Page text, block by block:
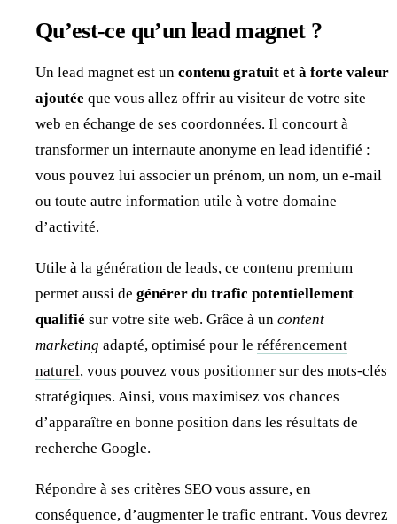
Qu’est-ce qu’un lead magnet ?
Un lead magnet est un contenu gratuit et à forte valeur
ajoutée que vous allez offrir au visiteur de votre site
web en échange de ses coordonnées. Il concourt à
transformer un internaute anonyme en lead identifié :
vous pouvez lui associer un prénom, un nom, un e-mail
ou toute autre information utile à votre domaine
d’activité.
Utile à la génération de leads, ce contenu premium
permet aussi de générer du trafic potentiellement
qualifié sur votre site web. Grâce à un content
marketing adapté, optimisé pour le référencement
naturel, vous pouvez vous positionner sur des mots-clés
stratégiques. Ainsi, vous maximisez vos chances
d’apparaître en bonne position dans les résultats de
recherche Google.
Répondre à ses critères SEO vous assure, en
conséquence, d’augmenter le trafic entrant. Vous devrez